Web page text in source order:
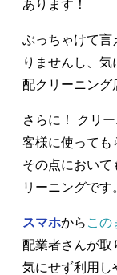
あります！
ぶっちゃけて言
りませんし、
配クリーニング
さらに！ クリ
客様に使っても
その点において
リーニングです
スマホから この
配業者さんが取
気にせず利用し